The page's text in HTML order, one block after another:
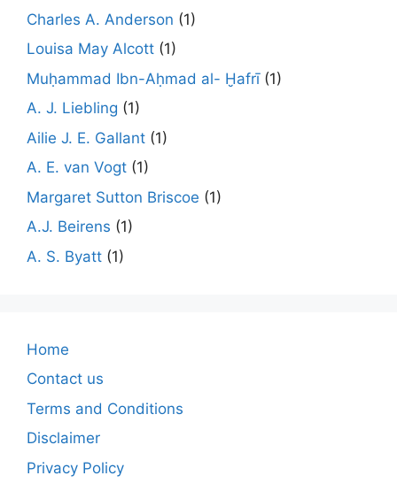
Charles A. Anderson (1)
Louisa May Alcott (1)
Muḥammad Ibn-Aḥmad al- Ḫafrī(1)
A. J. Liebling (1)
Ailie J. E. Gallant (1)
A. E. van Vogt (1)
Margaret Sutton Briscoe (1)
A.J. Beirens (1)
A. S. Byatt (1)
Home
Contact us
Terms and Conditions
Disclaimer
Privacy Policy